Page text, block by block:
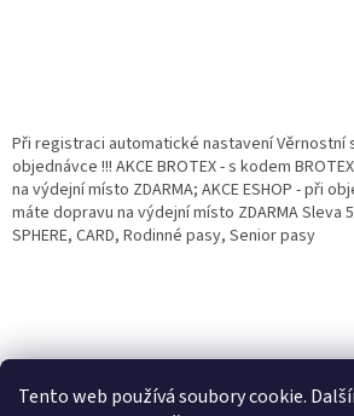
Tento web používá soubory cookie.
Při registraci automatické nastavení Věrnostní
objednávce !!! AKCE BROTEX - s kodem
na výdejní místo ZDARMA; AKCE ESHOP - při
máte dopravu na výdejní místo ZDARMA Sleva
SPHERE, CARD, Rodinné pasy, Senior pasy